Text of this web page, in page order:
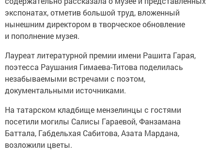
экспонатах, отметив большой труд, вложенный
нынешним директором в творческое обновление
и пополнение музея.
Лауреат литературной премии имени Рашита Гарая,
поэтесса Раушания Гимаева-Титова поделилась
незабываемыми встречами с поэтом,
документальными источниками.
На татарском кладбище мензелинцы с гостями
посетили могилы Салисы Гараевой, Фанзамана
Баттала, Габдельхая Сабитова, Азата Мардана,
возложили цветы.